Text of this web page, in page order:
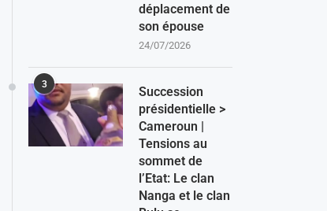
déplacement de
son épouse
24/07/2026
3
Succession
présidentielle >
Cameroun |
Tensions au
sommet de
l’Etat: Le clan
Nanga et le clan